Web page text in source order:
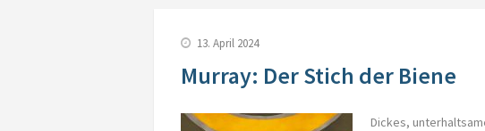
13. April 2024
Murray: Der Stich der Biene
Dickes,